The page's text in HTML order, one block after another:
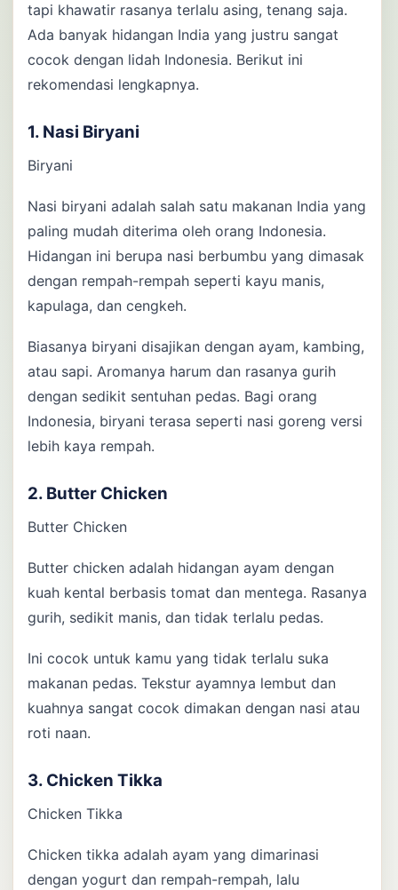
tapi khawatir rasanya terlalu asing, tenang saja.
Ada banyak hidangan India yang justru sangat
cocok dengan lidah Indonesia. Berikut ini
rekomendasi lengkapnya.
1. Nasi Biryani
Biryani
Nasi biryani adalah salah satu makanan India yang
paling mudah diterima oleh orang Indonesia.
Hidangan ini berupa nasi berbumbu yang dimasak
dengan rempah-rempah seperti kayu manis,
kapulaga, dan cengkeh.
Biasanya biryani disajikan dengan ayam, kambing,
atau sapi. Aromanya harum dan rasanya gurih
dengan sedikit sentuhan pedas. Bagi orang
Indonesia, biryani terasa seperti nasi goreng versi
lebih kaya rempah.
2. Butter Chicken
Butter Chicken
Butter chicken adalah hidangan ayam dengan
kuah kental berbasis tomat dan mentega. Rasanya
gurih, sedikit manis, dan tidak terlalu pedas.
Ini cocok untuk kamu yang tidak terlalu suka
makanan pedas. Tekstur ayamnya lembut dan
kuahnya sangat cocok dimakan dengan nasi atau
roti naan.
3. Chicken Tikka
Chicken Tikka
Chicken tikka adalah ayam yang dimarinasi
dengan yogurt dan rempah-rempah, lalu